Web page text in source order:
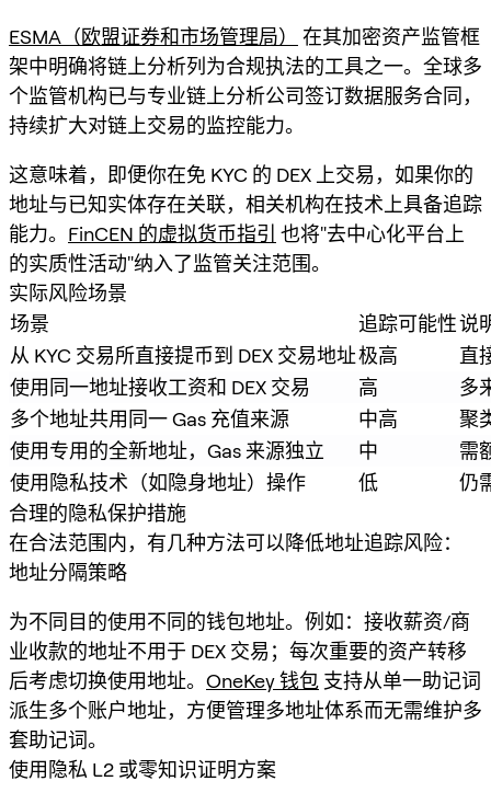
ESMA（欧盟证券和市场管理局）
在其加密资产监管框
架中明确将链上分析列为合规执法的工具之一。全球多
个监管机构已与专业链上分析公司签订数据服务合同，
持续扩大对链上交易的监控能力。
这意味着，即便你在免 KYC 的 DEX 上交易，如果你的
地址与已知实体存在关联，相关机构在技术上具备追踪
能力。 FinCEN 的虚拟货币指引 也将"去中心化平台上
的实质性活动"纳入了监管关注范围。
实际风险场景
场景
追踪可能性说
从 KYC 交易所直接提币到 DEX 交易地址极高
直
使用同一地址接收工资和 DEX 交易
高
多
多个地址共用同一 Gas 充值来源
中高
聚
使用专用的全新地址，Gas 来源独立
中
需
使用隐私技术（如隐身地址）操作
低
仍
合理的隐私保护措施
在合法范围内，有几种方法可以降低地址追踪风险：
地址分隔策略
为不同目的使用不同的钱包地址。例如：接收薪资/商
业收款的地址不用于 DEX 交易；每次重要的资产转移
后考虑切换使用地址。 OneKey 钱包 支持从单一助记词
派生多个账户地址，方便管理多地址体系而无需维护多
套助记词。
使用隐私 L2 或零知识证明方案